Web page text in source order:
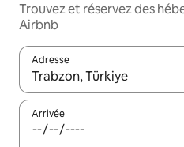
Trouvez et réservez des
Airbnb
Adresse
Lorsque les résultats
Arrivée